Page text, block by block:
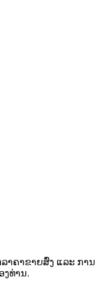
າຄາຂາຍສົ່ງ ແລະ ການ
ງທ່ານ.